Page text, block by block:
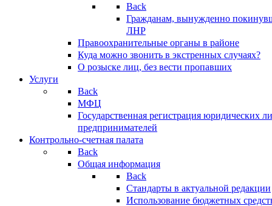
Back
Гражданам, вынужденно
ЛНР
Правоохранительные органы в районе
Куда можно звонить в экстренных случаях?
О розыске лиц, без вести пропавших
Услуги
Back
МФЦ
Государственная регистрация юридических
предпринимателей
Контрольно-счетная палата
Back
Общая информация
Back
Стандарты в актуальной редакции
Использование бюджетных